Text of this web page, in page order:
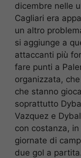
dicembre nelle
Cagliari era
un altro
si aggiunge a
attaccanti più
fare punti a
organizzata,
che stanno
soprattutto
Vazquez e
con costanza,
giornate di
due gol a partita.